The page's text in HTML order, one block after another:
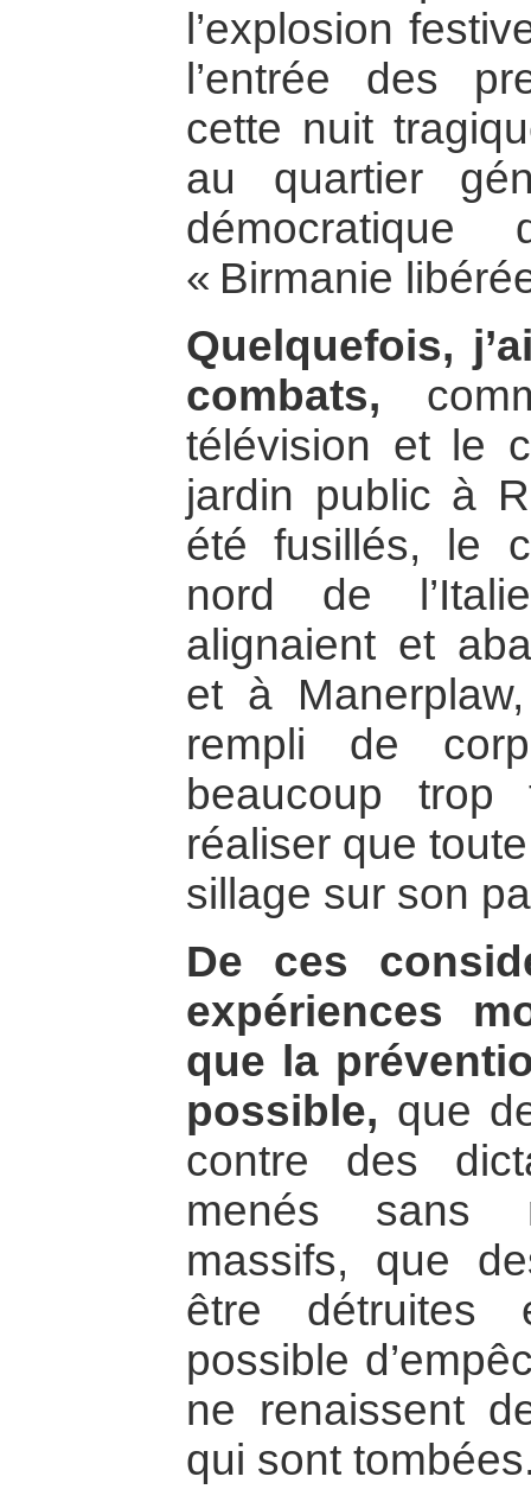
l’explosion
l’entrée des
cette nuit
au quartier
« Birmanie
Quelquefois,
combats,
télévision et le
jardin public à
été fusillés, le
nord de
alignaient et
et à
rempli de
beaucoup
réaliser que
sillage sur son
De ces
expériences
que la
possible, que
contre des
menés sans
massifs, que
être détruites
possible
ne renaissent
qui sont